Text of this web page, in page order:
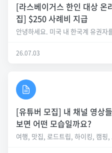
[라스베이거스 한인 대상 온
집] $250 사례비 지급
안녕하세요. 미국 내 한국계 유권자
26.07.03
[유튜버 모집] 내 채널 영상
보면 어떤 모습일까요?
여행, 맛집, 로드트립, 하이킹, 캠핑